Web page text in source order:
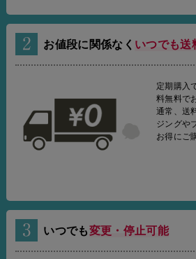
お値段に関係なく いつでも送
定期購入
料無料で
通常、送
ジングや
お得にご
いつでも変更・停止可能